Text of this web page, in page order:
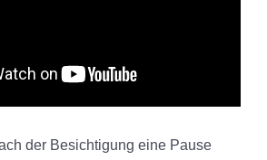
der Besichtigung eine Pause